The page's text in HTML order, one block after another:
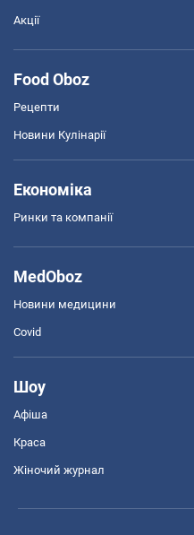
Акції
Food Oboz
Рецепти
Новини Кулінарії
Економіка
Ринки та компанії
MedOboz
Новини медицини
Covid
Шоу
Афіша
Краса
Жіночий журнал